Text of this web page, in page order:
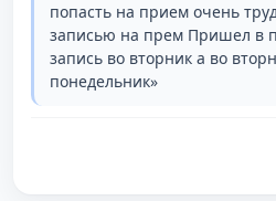
попасть на прием очень
записью на прем Пришел в
запись во вторник а во
понедельник»